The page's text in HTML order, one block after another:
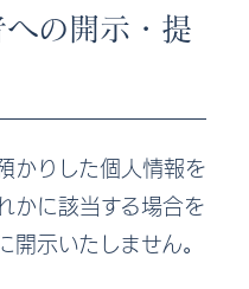
の開示・提
かりした個人情報を
かに該当する場合を
示いたしません。